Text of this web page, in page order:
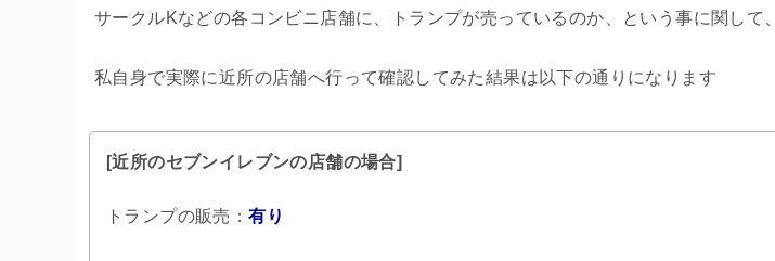
サークルKなどの各コンビニ店舗に、トランプが売っているのか、という事に関して、
私自身で実際に近所の店舗へ行って確認してみた結果は以下の通りになります
[近所のセブンイレブンの店舗の場合]
トランプの販売：有り